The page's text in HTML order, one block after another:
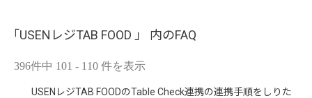
「USENレジTAB FOOD 」 内のFAQ
396件中 101 - 110 件を表示
USENレジTAB FOODのTable Check連携の連携手順をしりた